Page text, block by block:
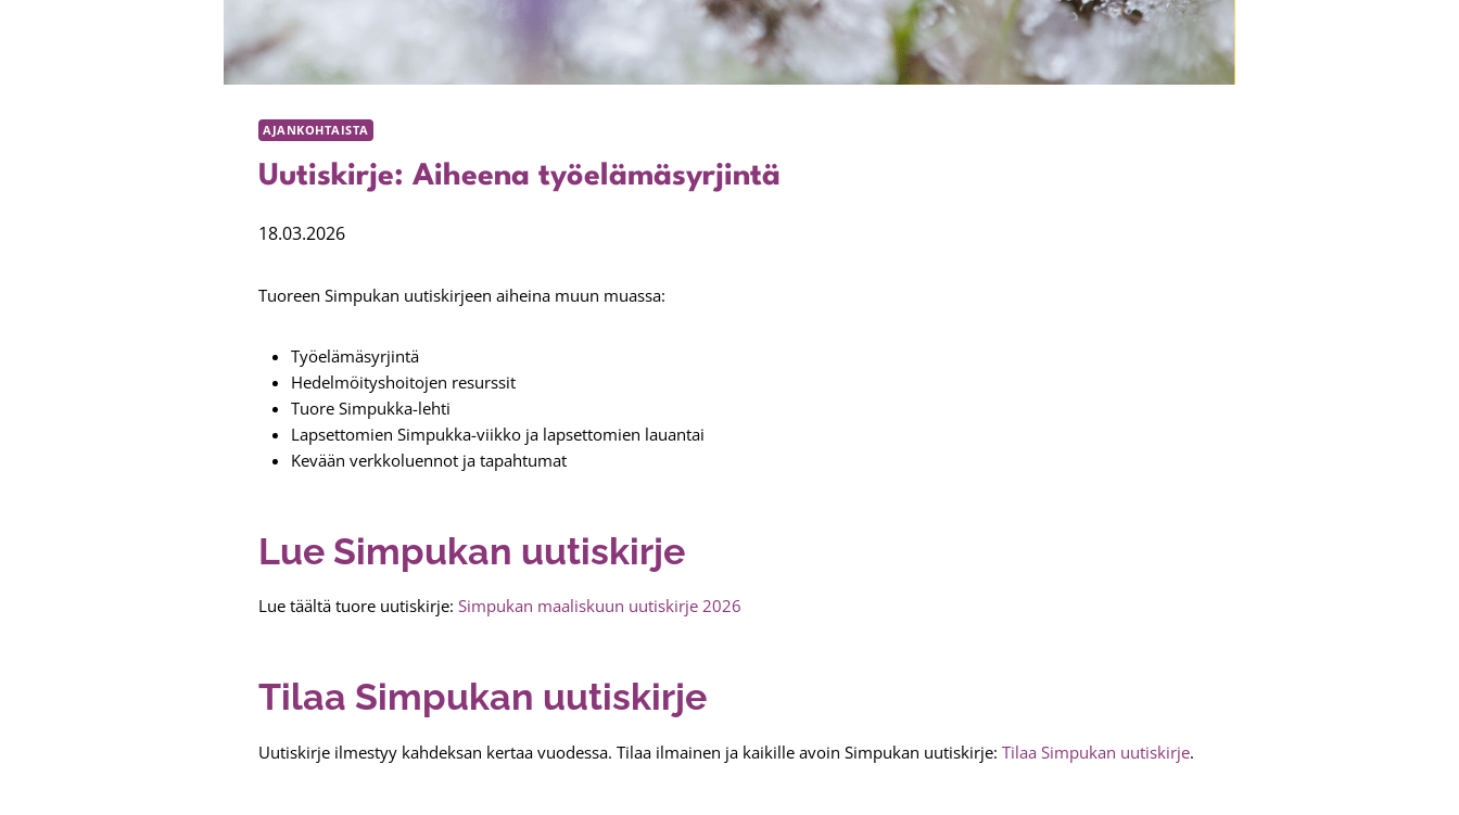
AJANKOHTAISTA
Uutiskirje: Aiheena työelämäsyrjintä
18.03.2026
Tuoreen Simpukan uutiskirjeen aiheina muun muassa:
Työelämäsyrjintä
Hedelmöityshoitojen resurssit
Tuore Simpukka-lehti
Lapsettomien Simpukka-viikko ja lapsettomien lauantai
Kevään verkkoluennot ja tapahtumat
Lue Simpukan uutiskirje
Lue täältä tuore uutiskirje: Simpukan maaliskuun uutiskirje 2026
Tilaa Simpukan uutiskirje
Uutiskirje ilmestyy kahdeksan kertaa vuodessa. Tilaa ilmainen ja kaikille avoin Simpukan uutiskirje: Tilaa Simpukan uutiskirje.